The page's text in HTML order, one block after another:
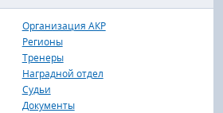
Логин:
Пароль
Организация АКР
Регионы
Тренеры
Наградной отдел
Судьи
Документы